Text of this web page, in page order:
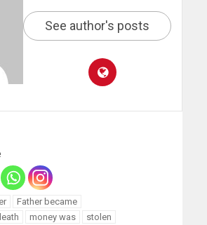
See author's posts
Father became
money was stolen